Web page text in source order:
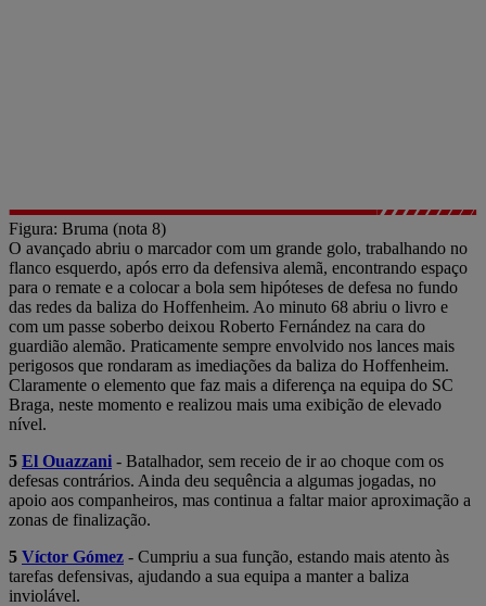
Figura: Bruma (nota 8)
O avançado abriu o marcador com um grande golo, trabalhando no
flanco esquerdo, após erro da defensiva alemã, encontrando espaço
para o remate e a colocar a bola sem hipóteses de defesa no fundo
das redes da baliza do Hoffenheim. Ao minuto 68 abriu o livro e
com um passe soberbo deixou Roberto Fernández na cara do
guardião alemão. Praticamente sempre envolvido nos lances mais
perigosos que rondaram as imediações da baliza do Hoffenheim.
Claramente o elemento que faz mais a diferença na equipa do SC
Braga, neste momento e realizou mais uma exibição de elevado
nível.
5 El Ouazzani - Batalhador, sem receio de ir ao choque com os
defesas contrários. Ainda deu sequência a algumas jogadas, no
apoio aos companheiros, mas continua a faltar maior aproximação a
zonas de finalização.
5 Víctor Gómez - Cumpriu a sua função, estando mais atento às
tarefas defensivas, ajudando a sua equipa a manter a baliza
inviolável.